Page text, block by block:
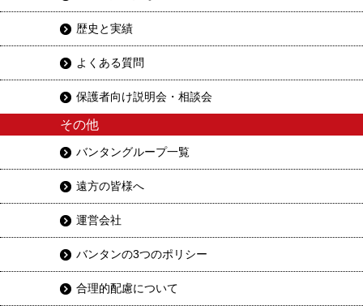
歴史と実績
よくある質問
保護者向け説明会・相談会
その他
バンタングループ一覧
遠方の皆様へ
運営会社
バンタンの3つのポリシー
合理的配慮について